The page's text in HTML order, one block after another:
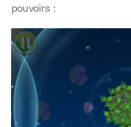
pouvoirs :